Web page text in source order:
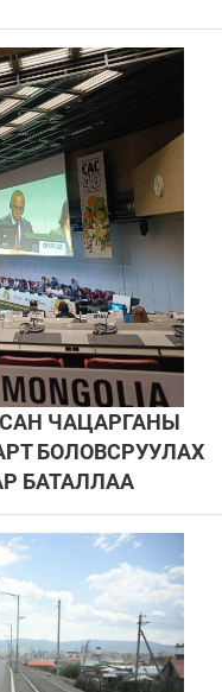
ЧАЦАРГАНЫ
БОЛОВСРУУЛАХ
БАТАЛЛАА